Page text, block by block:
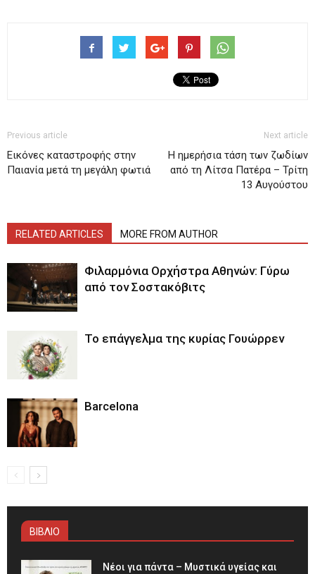
Previous article
Εικόνες καταστροφής στην
Παιανία μετά τη μεγάλη φωτιά
Next article
H ημερήσια τάση των ζωδίων
από τη Λίτσα Πατέρα – Τρίτη
13 Αυγούστου
RELATED ARTICLES MORE FROM AUTHOR
Φιλαρμόνια Ορχήστρα Αθηνών: Γύρω
από τον Σοστακόβιτς
Το επάγγελμα της κυρίας Γουώρρεν
Barcelona
ΒΙΒΛΙΟ
Νέοι για πάντα – Μυστικά υγείας και